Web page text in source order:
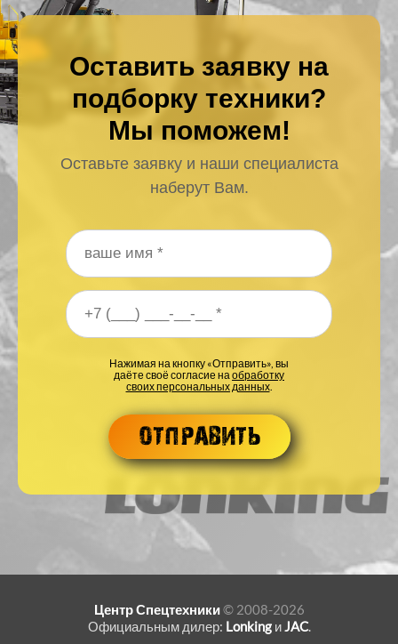
Оставить заявку на
подборку техники?
Мы поможем!
Оставьте заявку и наши специалиста
наберут Вам.
Ваше имя*
Ваш номер телефона*
Нажимая на кнопку «Отправить», вы
даёте своё согласие наобработку
своих персональных данных.
Центр Спецтехники© 2008-2026
Официальным дилер: LonkingиJAC.